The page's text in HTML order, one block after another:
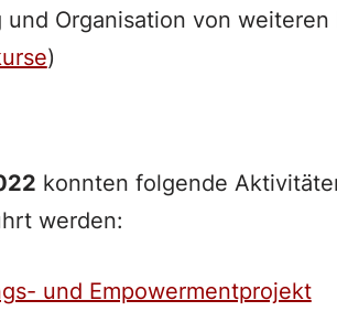
und Organisation von
)
konnten folgende
werden:
und Empowermentprojekt